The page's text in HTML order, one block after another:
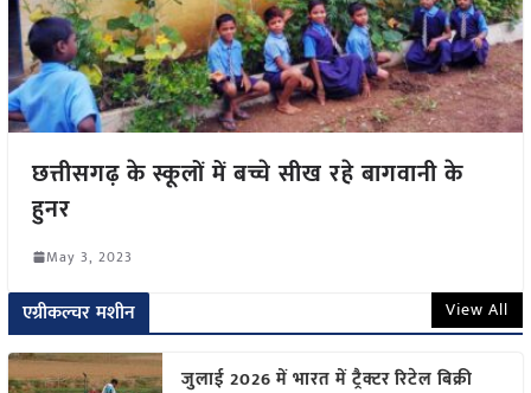
छत्तीसगढ़ के स्कूलों में बच्चे सीख रहे बागवानी के
हुनर
May 3, 2023
एग्रीकल्चर मशीन View All
जुलाई 2026 में भारत में ट्रैक्टर रिटेल बिक्री